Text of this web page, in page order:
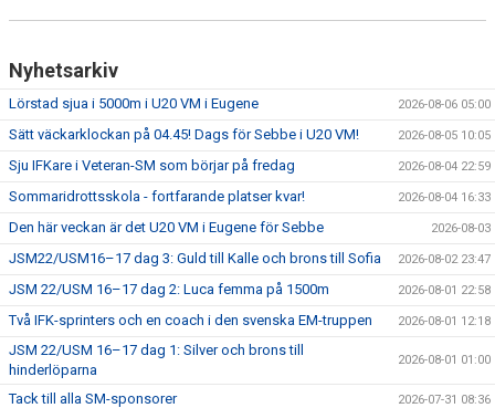
Nyhetsarkiv
Lörstad sjua i 5000m i U20 VM i Eugene 2026-08-06 05:00
Sätt väckarklockan på 04.45! Dags för Sebbe i U20 VM! 2026-08-05 10:05
Sju IFKare i Veteran-SM som börjar på fredag 2026-08-04 22:59
Sommaridrottsskola - fortfarande platser kvar! 2026-08-04 16:33
Den här veckan är det U20 VM i Eugene för Sebbe 2026-08-03
JSM22/USM16–17 dag 3: Guld till Kalle och brons till Sofia 2026-08-02 23:47
JSM 22/USM 16–17 dag 2: Luca femma på 1500m 2026-08-01 22:58
Två IFK-sprinters och en coach i den svenska EM-truppen 2026-08-01 12:18
JSM 22/USM 16–17 dag 1: Silver och brons till
hinderlöparna
2026-08-01 01:00
Tack till alla SM-sponsorer 2026-07-31 08:36